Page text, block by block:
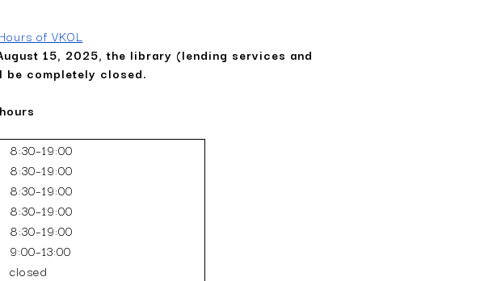
of VKOL
15, 2025, the library (lending services and
completely closed.
8:30–19:00
8:30–19:00
8:30–19:00
8:30–19:00
8:30–19:00
­9:00–13:00
closed